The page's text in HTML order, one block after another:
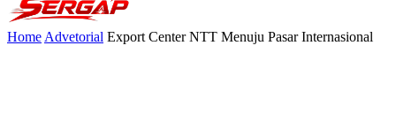
Home Advetorial Export Center NTT Menuju Pasar Internasional